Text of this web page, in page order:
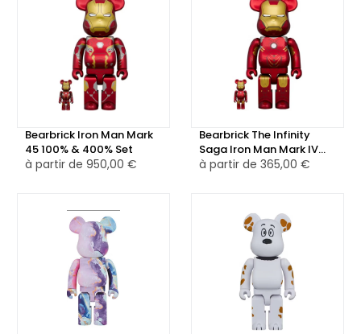
Bearbrick Iron Man Mark
45 100% & 400% Set
à partir de 950,00 €
Bearbrick The Infinity
Saga Iron Man Mark IV
100% & 400% Set
à partir de 365,00 €